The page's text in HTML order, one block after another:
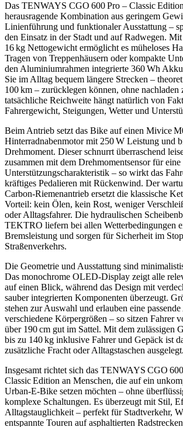
Das TENWAYS CGO 600 Pro – Classic
herausragende Kombination aus geringem
Linienführung und funktionaler Ausstattung –
den Einsatz in der Stadt und auf Radwegen.
16 kg Nettogewicht ermöglicht es müheloses
Tragen von Treppenhäusern oder kompakte
den Aluminiumrahmen integrierte 360 Wh
Sie im Alltag bequem längere Strecken –
100 km – zurücklegen können, ohne nachladen
tatsächliche Reichweite hängt natürlich von
Fahrergewicht, Steigungen, Wetter und
Beim Antrieb setzt das Bike auf einen Mivice
Hinterradnabenmotor mit 250 W Leistung und
Drehmoment. Dieser schnurrt überraschend
zusammen mit dem Drehmomentsensor für
Unterstützungscharakteristik – so wirkt das
kräftiges Pedalieren mit Rückenwind. Der
Carbon‑Riemenantrieb ersetzt die klassische
Vorteil: kein Ölen, kein Rost, weniger
oder Alltagsfahrer. Die hydraulischen
TEKTRO liefern bei allen Wetterbedingungen
Bremsleistung und sorgen für Sicherheit im
Straßenverkehrs.
Die Geometrie und Ausstattung sind
Das monochrome OLED‑Display zeigt alle
auf einen Blick, während das Design mit
sauber integrierten Komponenten überzeugt.
stehen zur Auswahl und erlauben eine
verschiedene Körpergrößen – so sitzen Fahrer
über 190 cm gut im Sattel. Mit dem zulässigen
bis zu 140 kg inklusive Fahrer und Gepäck ist
zusätzliche Fracht oder Alltagstaschen ausgelegt.
Insgesamt richtet sich das TENWAYS CGO
Classic Edition an Menschen, die auf ein
Urban‑E‑Bike setzen möchten – ohne
komplexe Schaltungen. Es überzeugt mit Stil,
Alltagstauglichkeit – perfekt für Stadtverkehr,
entspannte Touren auf asphaltierten